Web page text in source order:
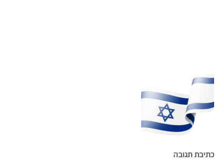
כתיבת תגובה